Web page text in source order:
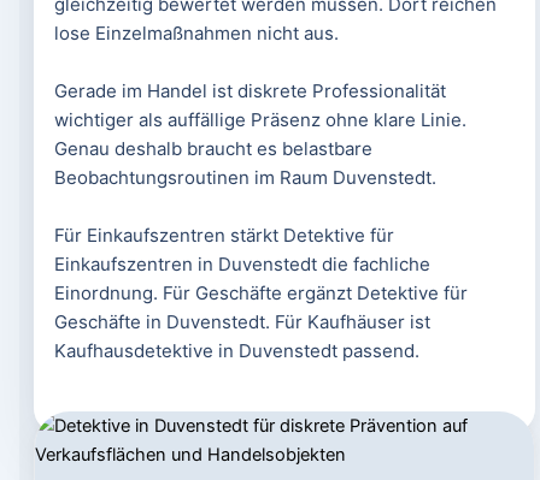
lose Einzelmaßnahmen nicht aus.
Gerade im Handel ist diskrete Professionalität
wichtiger als auffällige Präsenz ohne klare Linie.
Genau deshalb braucht es belastbare
Beobachtungsroutinen im Raum Duvenstedt.
Für Einkaufszentren stärkt Detektive für
Einkaufszentren in Duvenstedt die fachliche
Einordnung. Für Geschäfte ergänzt Detektive für
Geschäfte in Duvenstedt. Für Kaufhäuser ist
Kaufhausdetektive in Duvenstedt passend.